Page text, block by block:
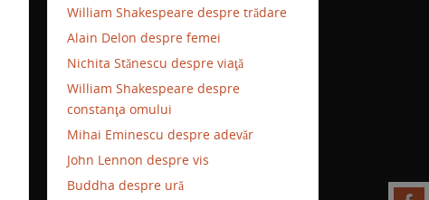
William Shakespeare despre trădare
Alain Delon despre femei
Nichita Stănescu despre viaţă
William Shakespeare despre
constanţa omului
Mihai Eminescu despre adevăr
John Lennon despre vis
Buddha despre ură